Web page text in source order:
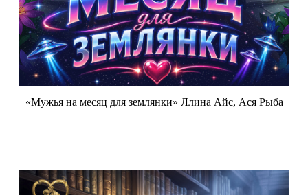
«Мужья на месяц для землянки» Ллина Айс, Ася Рыба